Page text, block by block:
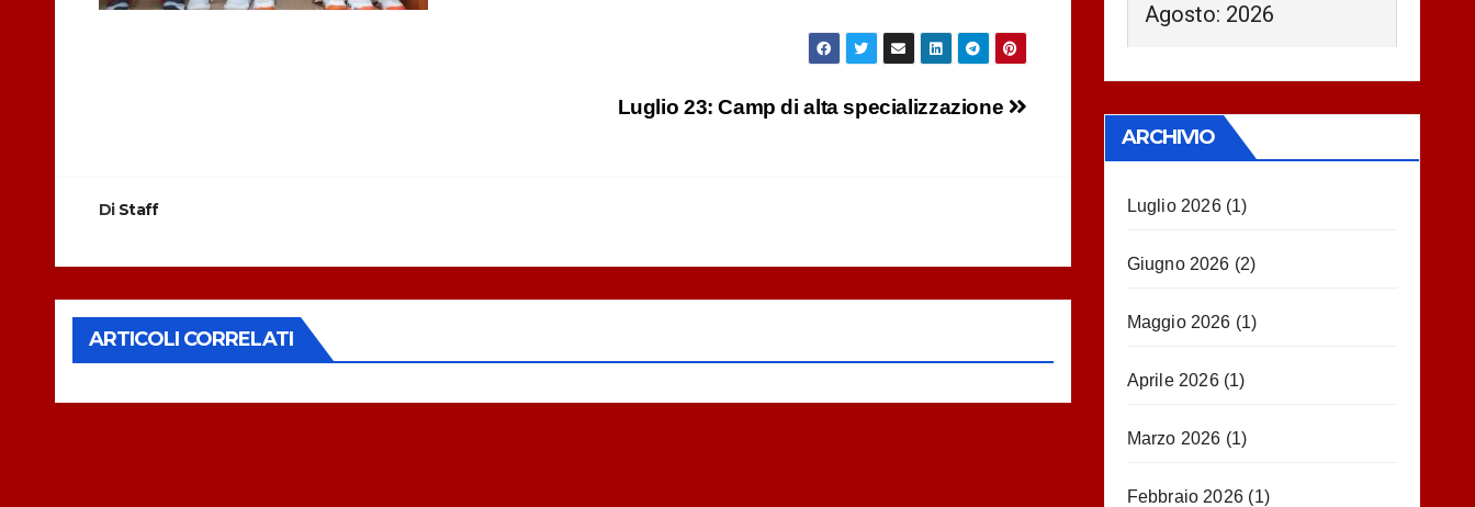
Luglio 23: Camp di alta specializzazione
Di Staff
ARTICOLI CORRELATI
Agosto: 2026
ARCHIVIO
Luglio 2026(1)
Giugno 2026 (2)
Maggio 2026 (1)
Aprile 2026(1)
Marzo 2026 (1)
Febbraio 2026 (1)